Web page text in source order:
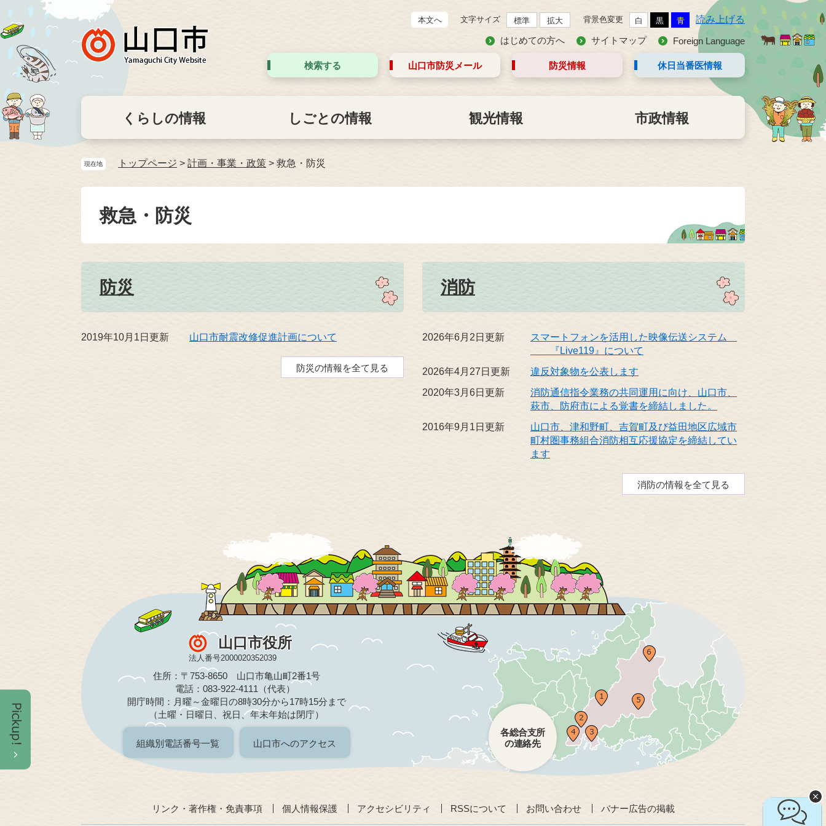
本文へ 文字サイズ 標準 拡大 背景色変更 白 黒 青 読み上げる
はじめての方へ サイトマップ Foreign Language
検索する 山口市防災 メール 防災情報 休日当番医情報
くらしの情報 しごとの情報 観光情報 市政情報
現在地 トップページ > 計画・事業・政策 > 救急・防災
救急・防災
防災
2019年10月1日更新 山口市耐震改修促進計画について
防災の情報を全て見る
消防
2026年6月2日更新
スマートフォンを活用した映像伝送システム
『Live119』について
2026年4月27日更新
違反対象物を公表します
2020年3月6日更新
消防通信指令業務の共同運用に向け、山口市、
萩市、防府市による覚書を締結しました。
2016年9月1日更新
山口市、津和野町、吉賀町及び益田地区広域市
町村圏事務組合消防相互応援協定を締結してい
ます
消防の情報を全て見る
山口市役所
法人番号2000020352039
住所：〒753-8650 山口市亀山町2番1号
電話：083-922-4111（代表）
開庁時間：月曜～金曜日の8時30分から17時15分まで
（土曜・日曜日、祝日、年末年始は閉庁）
組織別電話番号一覧 山口市へのアクセス
各総合支所
の連絡先
リンク・著作権・免責事項 個人情報保護 アクセシビリティ RSSについて お問い合わせ バナー広告の掲載